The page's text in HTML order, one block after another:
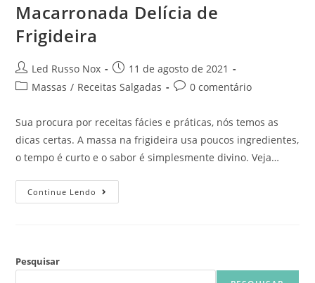
Macarronada Delícia de
Frigideira
Led Russo Nox
11 de agosto de 2021
Massas / Receitas Salgadas 0 comentário
Sua procura por receitas fácies e práticas, nós temos as
dicas certas. A massa na frigideira usa poucos ingredientes,
o tempo é curto e o sabor é simplesmente divino. Veja…
Continue Lendo
Pesquisar